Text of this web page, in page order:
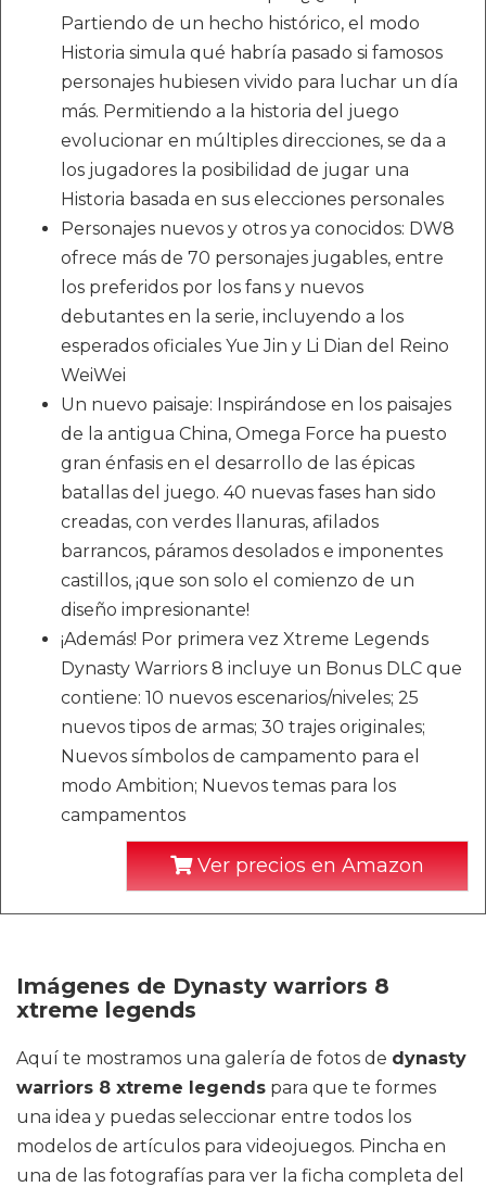
Partiendo de un hecho histórico, el modo
Historia simula qué habría pasado si famosos
personajes hubiesen vivido para luchar un día
más. Permitiendo a la historia del juego
evolucionar en múltiples direcciones, se da a
los jugadores la posibilidad de jugar una
Historia basada en sus elecciones personales
Personajes nuevos y otros ya conocidos: DW8
ofrece más de 70 personajes jugables, entre
los preferidos por los fans y nuevos
debutantes en la serie, incluyendo a los
esperados oficiales Yue Jin y Li Dian del Reino
WeiWei
Un nuevo paisaje: Inspirándose en los paisajes
de la antigua China, Omega Force ha puesto
gran énfasis en el desarrollo de las épicas
batallas del juego. 40 nuevas fases han sido
creadas, con verdes llanuras, afilados
barrancos, páramos desolados e imponentes
castillos, ¡que son solo el comienzo de un
diseño impresionante!
¡Además! Por primera vez Xtreme Legends
Dynasty Warriors 8 incluye un Bonus DLC que
contiene: 10 nuevos escenarios/niveles; 25
nuevos tipos de armas; 30 trajes originales;
Nuevos símbolos de campamento para el
modo Ambition; Nuevos temas para los
campamentos
Ver precios en Amazon
Imágenes de Dynasty warriors 8
xtreme legends
Aquí te mostramos una galería de fotos de dynasty
warriors 8 xtreme legends para que te formes
una idea y puedas seleccionar entre todos los
modelos de artículos para videojuegos. Pincha en
una de las fotografías para ver la ficha completa del